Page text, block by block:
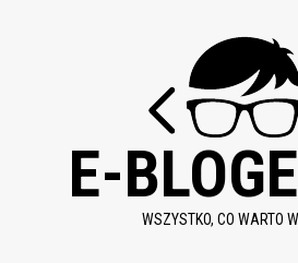
E-
WSZYSTKO, CO WARTO